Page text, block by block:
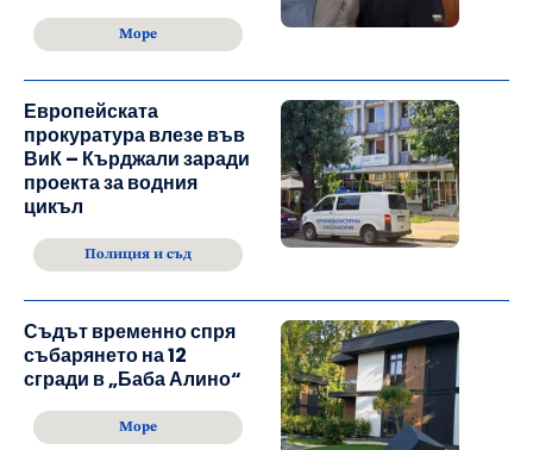
Море
Европейската
прокуратура влезе във
ВиК – Кърджали заради
проекта за водния
цикъл
Полиция и съд
Съдът временно спря
събарянето на 12
сгради в „Баба Алино“
Море